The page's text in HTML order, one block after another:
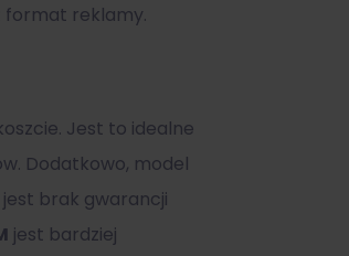
format reklamy.
Jest to idealne
Dodatkowo, model
brak gwarancji
jest bardziej